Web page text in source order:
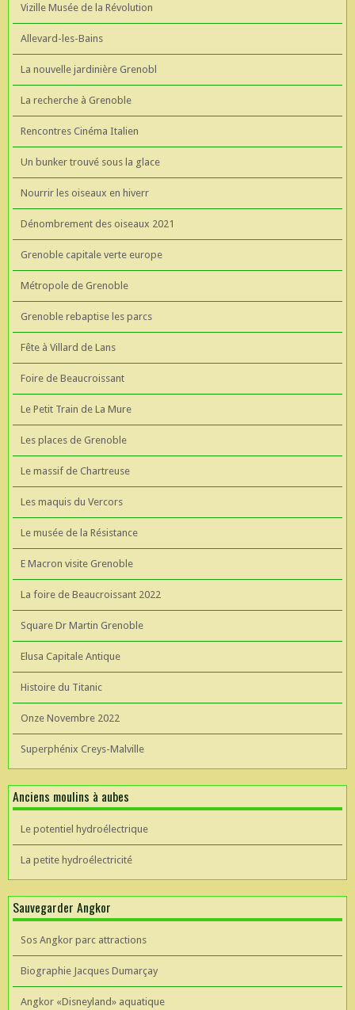
Vizille Musée de la Révolution
Allevard-les-Bains
La nouvelle jardinière Grenobl
La recherche à Grenoble
Rencontres Cinéma Italien
Un bunker trouvé sous la glace
Nourrir les oiseaux en hiverr
Dénombrement des oiseaux 2021
Grenoble capitale verte europe
Métropole de Grenoble
Grenoble rebaptise les parcs
Fête à Villard de Lans
Foire de Beaucroissant
Le Petit Train de La Mure
Les places de Grenoble
Le massif de Chartreuse
Les maquis du Vercors
Le musée de la Résistance
E Macron visite Grenoble
La foire de Beaucroissant 2022
Square Dr Martin Grenoble
Elusa Capitale Antique
Histoire du Titanic
Onze Novembre 2022
Superphénix Creys-Malville
Anciens moulins à aubes
Le potentiel hydroélectrique
La petite hydroélectricité
Sauvegarder Angkor
Sos Angkor parc attractions
Biographie Jacques Dumarçay
Angkor «Disneyland» aquatique